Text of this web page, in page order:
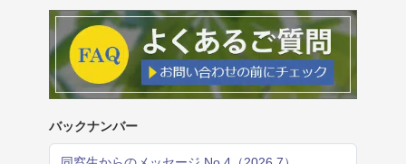
バックナンバー